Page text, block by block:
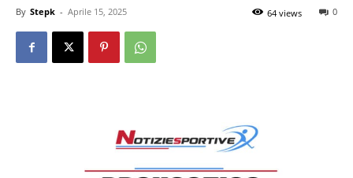
By Stepk - Aprile 15, 2025 0
64 views